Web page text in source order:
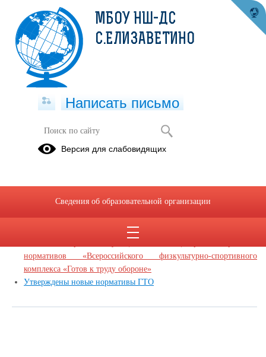
Центр тестирования нормативов ГТО Мокшанского района
нормативов «Всероссийского физкультурно-спортивного
комплекса «Готов к труду обороне»
Утверждены новые нормативы ГТО
МБОУ НШ-ДС
С.ЕЛИЗАВЕТИНО
Написать письмо
Версия для слабовидящих
Сведения об образовательной организации